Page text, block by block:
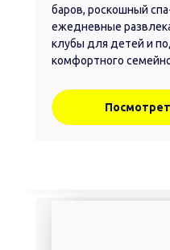
баров, роскошный
ежедневные
клубы для детей и
комфортного